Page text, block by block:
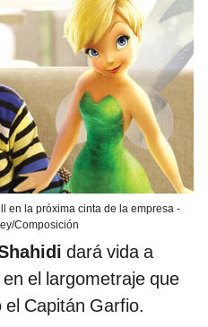
en la próxima cinta de la empresa -
Composición
dará vida a
el largometraje que
Capitán Garfio.